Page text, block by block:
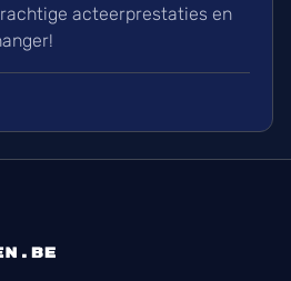
acteerprestaties en